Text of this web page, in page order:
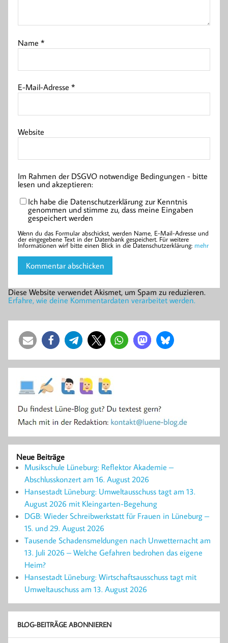
Name*
E-Mail-Adresse*
Website
Im Rahmen der DSGVO notwendige Bedingungen - bitte
lesen und akzeptieren:
Ich habe die Datenschutzerklärung zur Kenntnis
genommen und stimme zu, dass meine Eingaben
gespeichert werden
Wenn du das Formular abschickst, werden Name, E-Mail-Adresse und
der eingegebene Text in der Datenbank gespeichert. Für weitere
Informationen wirf bitte einen Blick in die Datenschutzerklärung: mehr
Diese Website verwendet Akismet, um Spam zu reduzieren.
Erfahre, wie deine Kommentardaten verarbeitet werden.
Neue Beiträge
Musikschule Lüneburg: Reflektor Akademie –
Abschlusskonzert am 16. August 2026
Hansestadt Lüneburg: Umweltausschuss tagt am 13.
August 2026 mit Kleingarten-Begehung
DGB: Wieder Schreibwerkstatt für Frauen in Lüneburg –
15. und 29. August 2026
Tausende Schadensmeldungen nach Unwetternacht am
13. Juli 2026 – Welche Gefahren bedrohen das eigene
Heim?
Hansestadt Lüneburg: Wirtschaftsausschuss tagt mit
Umweltauschuss am 13. August 2026
BLOG-BEITRÄGE ABONNIEREN